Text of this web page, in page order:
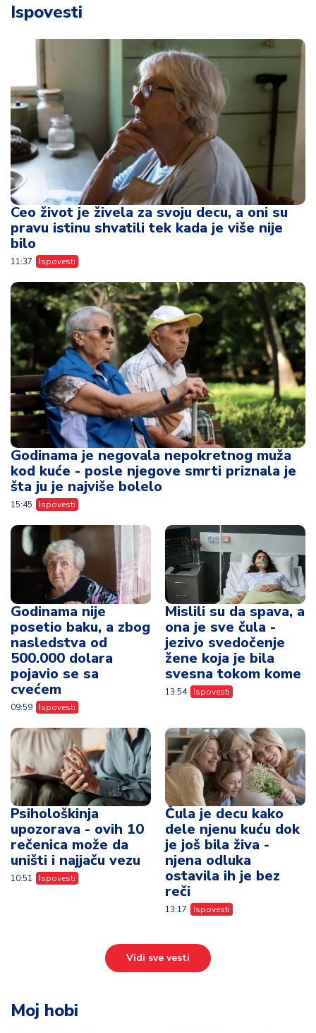
Ispovesti
Ceo život je živela za svoju decu, a oni su
pravu istinu shvatili tek kada je više nije
bilo
11:37 Ispovesti
Godinama je negovala nepokretnog muža
kod kuće - posle njegove smrti priznala je
šta ju je najviše bolelo
15:45 Ispovesti
Godinama nije
posetio baku, a zbog
nasledstva od
500.000 dolara
pojavio se sa
cvećem
09:59 Ispovesti
Mislili su da spava, a
ona je sve čula -
jezivo svedočenje
žene koja je bila
svesna tokom kome
13:54 Ispovesti
Psihološkinja
upozorava - ovih 10
rečenica može da
uništi i najjaču vezu
10:51 Ispovesti
Čula je decu kako
dele njenu kuću dok
je još bila živa -
njena odluka
ostavila ih je bez
reči
13:17 Ispovesti
Vidi sve vesti
Moj hobi